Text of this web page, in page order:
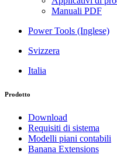
Manuali PDF
Power Tools (Inglese)
Svizzera
Italia
Prodotto
Download
Requisiti di sistema
Modelli piani contabili
Banana Extensions